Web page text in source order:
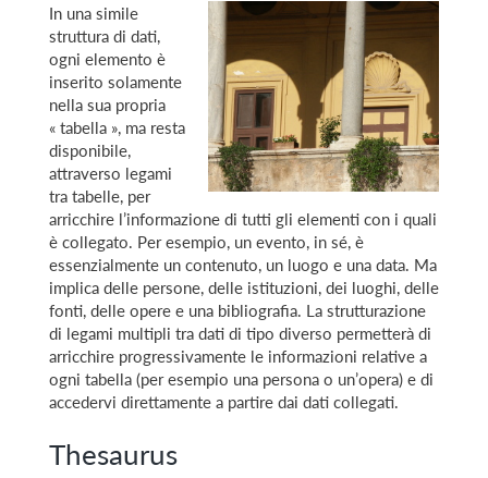
In una simile
struttura di dati,
ogni elemento è
inserito solamente
nella sua propria
« tabella », ma resta
disponibile,
attraverso legami
tra tabelle, per
arricchire l’informazione di tutti gli elementi con i quali
è collegato. Per esempio, un evento, in sé, è
essenzialmente un contenuto, un luogo e una data. Ma
implica delle persone, delle istituzioni, dei luoghi, delle
fonti, delle opere e una bibliografia. La strutturazione
di legami multipli tra dati di tipo diverso permetterà di
arricchire progressivamente le informazioni relative a
ogni tabella (per esempio una persona o un’opera) e di
accedervi direttamente a partire dai dati collegati.
Thesaurus